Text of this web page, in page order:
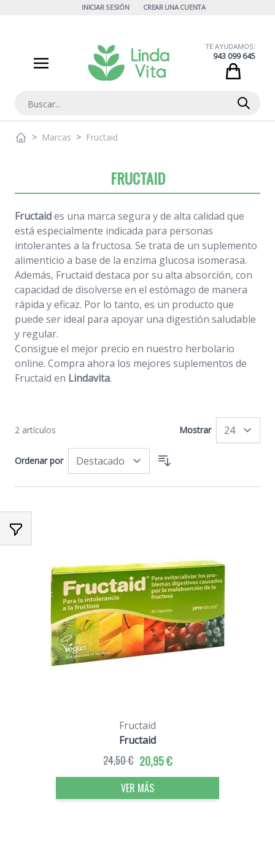
INICIAR SESIÓN CREAR UNA CUENTA
Buscar
TE AYUDAMOS:
943 099 645
> Marcas > Fructaid
FRUCTAID
Fructaides una marca segura y de alta calidad que
está especialmente indicada para personas
intolerantes a la fructosa. Se trata de un suplemento
alimenticio a base de la enzima glucosa isomerasa.
Además, Fructaid destaca por su alta absorción, con
capacidad de disolverse en el estómago de manera
rápida y eficaz. Por lo tanto, es un producto que
puede ser ideal para apoyar una digestión saludable
y regular.
Consigue el mejor precio en nuestro herbolario
online. Compra ahora los mejores suplementos de
Fructaid en Lindavita.
Ordenar por
2 artículos Mostrar
Fructaid
Fructaid
20,95 €
24,50 €
VER MÁS